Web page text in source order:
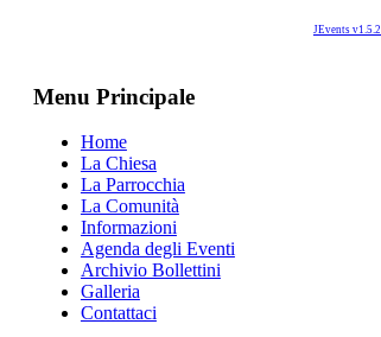
JEvents v1.5.2
Menu Principale
Home
La Chiesa
La Parrocchia
La Comunità
Informazioni
Agenda degli Eventi
Archivio Bollettini
Galleria
Contattaci